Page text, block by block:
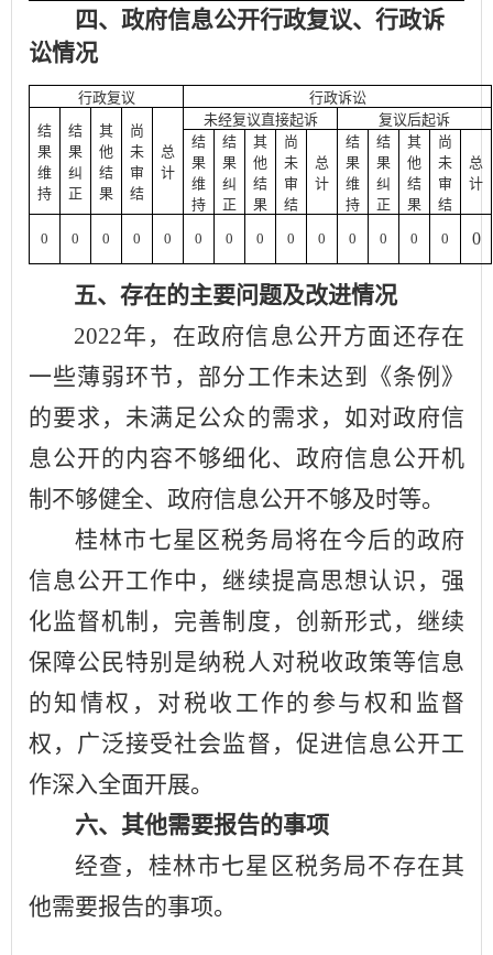
四、政府信息公开行政复议、行政诉
讼情况
行政复议
行政诉讼
结
果
维
持
结
果
纠
正
其
他
结
果
尚
未
审
结
总
计
未经复议直接起诉
复议后起诉
结
果
维
持
结
果
纠
正
其
他
结
果
尚
未
审
结
总
计
结
果
维
持
结
果
纠
正
其
他
结
果
尚
未
审
结
总
计
0 0 0 0 0 0 0 0 0 0 0 0 0 0 0
五、存在的主要问题及改进情况
2022年，在政府信息公开方面还存在
一些薄弱环节，部分工作未达到《条例》
的要求，未满足公众的需求，如对政府信
息公开的内容不够细化、政府信息公开机
制不够健全、政府信息公开不够及时等。
桂林市七星区税务局将在今后的政府
信息公开工作中，继续提高思想认识，强
化监督机制，完善制度，创新形式，继续
保障公民特别是纳税人对税收政策等信息
的知情权，对税收工作的参与权和监督
权，广泛接受社会监督，促进信息公开工
作深入全面开展。
六、其他需要报告的事项
经查，桂林市七星区税务局不存在其
他需要报告的事项。